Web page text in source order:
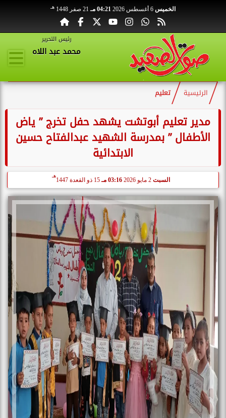
الخميس 04:21 مـ 21 صفر 1448 هـ
رئيس التحرير
محمد عبد اللاه
الرئيسية تعليم
مدير تعليم أبوتشت يشهد حفل تخرج ” ياض
الأطفال ” بمدرسة الشهيد عبدالفتاح حسين
الابتدائية
السبت 03:16 مـ 15 ذو القعدة 1447
هـ